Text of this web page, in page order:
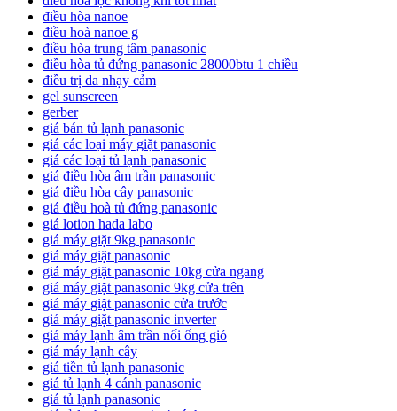
điều hòa nanoe
điều hoà nanoe g
điều hòa trung tâm panasonic
điều hòa tủ đứng panasonic 28000btu 1 chiều
điều trị da nhạy cảm
gel sunscreen
gerber
giá bán tủ lạnh panasonic
giá các loại máy giặt panasonic
giá các loại tủ lạnh panasonic
giá điều hòa âm trần panasonic
giá điều hòa cây panasonic
giá điều hoà tủ đứng panasonic
giá lotion hada labo
giá máy giặt 9kg panasonic
giá máy giặt panasonic
giá máy giặt panasonic 10kg cửa ngang
giá máy giặt panasonic 9kg cửa trên
giá máy giặt panasonic cửa trước
giá máy giặt panasonic inverter
giá máy lạnh âm trần nối ống gió
giá máy lạnh cây
giá tiền tủ lạnh panasonic
giá tủ lạnh 4 cánh panasonic
giá tủ lạnh panasonic